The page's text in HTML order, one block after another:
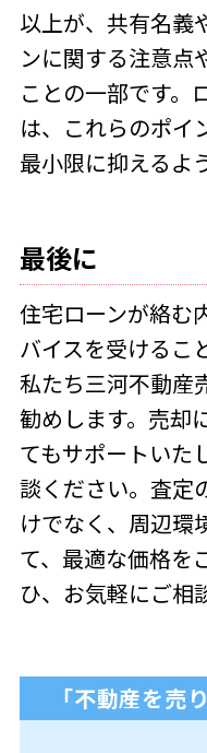
以上が、共有名義
ンに関する注意点
ことの一部です。
は、これらのポイ
最小限に抑えるよ
最後に
住宅ローンが絡む
バイスを受けるこ
私たち三河不動産
勧めします。売却
てもサポートいた
談ください。査定
けでなく、周辺環
て、最適な価格を
ひ、お気軽にご相
「不動産を売